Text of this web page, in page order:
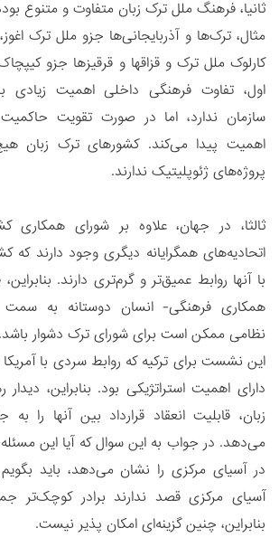
ثانیا، فرهنگ ملل ترک زبان متفاوت و متنوع
مثال، ترک‌ها و آذربایجانی‌ها جزو ملل ترک
کارلوک ملل ترک و قزاقها و قرقیزها جزو
اول، تفاوت فرهنگی داخلی اهمیت زیادی
سازمان ندارد، اما در صورت تقویت
اهمیت پیدا می‌کند. کشورهای ترک زبان
پروژه‌های ژئوپلیتیک ندارند.
ثالثا، در جهان، علاوه بر شورای همکاری
اتحادیه‌های همگرایانه دیگری وجود دارند که
با آنها روابط عمیق‌تر و گرم‌تری دارند.
همکاری فرهنگی- انسان دوستانه به
نظامی ممکن است برای شورای ترک دشوار باشد.
این نشست برای ترکیه که روابط سردی با آمریکا
زبان، قابلیت انعقاد قرارداد بین آنها را
می‌دهد. در جواب به این سوال که آیا این
در آسیای مرکزی را نشان می‌دهد، باید
آسیای مرکزی قصد ندارند برادر کوچک‌تر
بنابراین، چنین گزینه‌ای امکان پذیر نیست.